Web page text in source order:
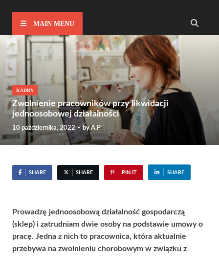
MAIN MENU
KADRY
Zwolnienie pracowników przy likwidacji
jednoosobowej działalności
10 października, 2022 - byA.P.
SHARE SHARE PIN IT SHARE
Prowadzę jednoosobową działalność gospodarczą
(sklep) i zatrudniam dwie osoby na podstawie umowy o
pracę. Jedna z nich to pracownica, która aktualnie
przebywa na zwolnieniu chorobowym w związku z